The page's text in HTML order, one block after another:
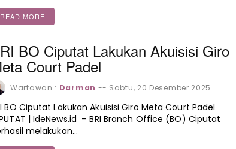
READ MORE
BO Ciputat Lakukan Akuisisi Giro
Court Padel
Wartawan : Darman -- Sabtu, 20 Desember 2025
BO Ciputat Lakukan Akuisisi Giro Meta Court Padel
| IdeNews.id – BRI Branch Office (BO) Ciputat
melakukan…